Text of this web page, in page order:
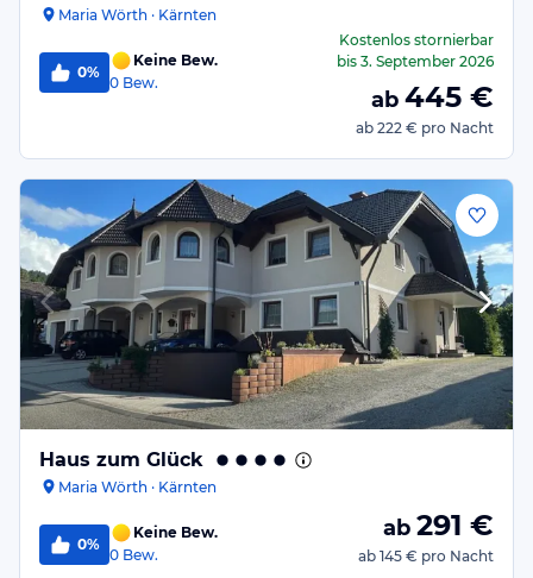
Maria Wörth · Kärnten
0%
Keine Bew.
0 Bew.
Kostenlos stornierbar
bis 3. September 2026
ab 445 €
ab 222 € pro Nacht
Haus zum Glück
Maria Wörth · Kärnten
0%
Keine Bew.
0 Bew.
ab 291 €
ab 145 € pro Nacht